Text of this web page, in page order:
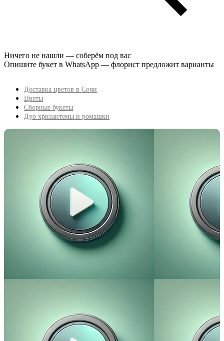
Ничего не нашли — соберём под вас
Опишите букет в WhatsApp — флорист предложит варианты
Доставка цветов в Сочи
Цветы
Сборные букеты
Дуо хризантемы и ромашки